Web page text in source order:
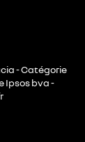
- Catégorie
Ipsos bva -